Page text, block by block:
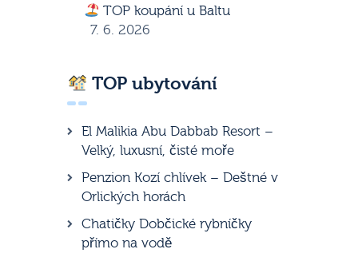
TOP koupání u Baltu
7. 6. 2026
TOP ubytování
El Malikia Abu Dabbab Resort –
Velký, luxusní, čisté moře
Penzion Kozí chlívek – Deštné v
Orlických horách
Chatičky Dobčické rybníčky
přímo na vodě